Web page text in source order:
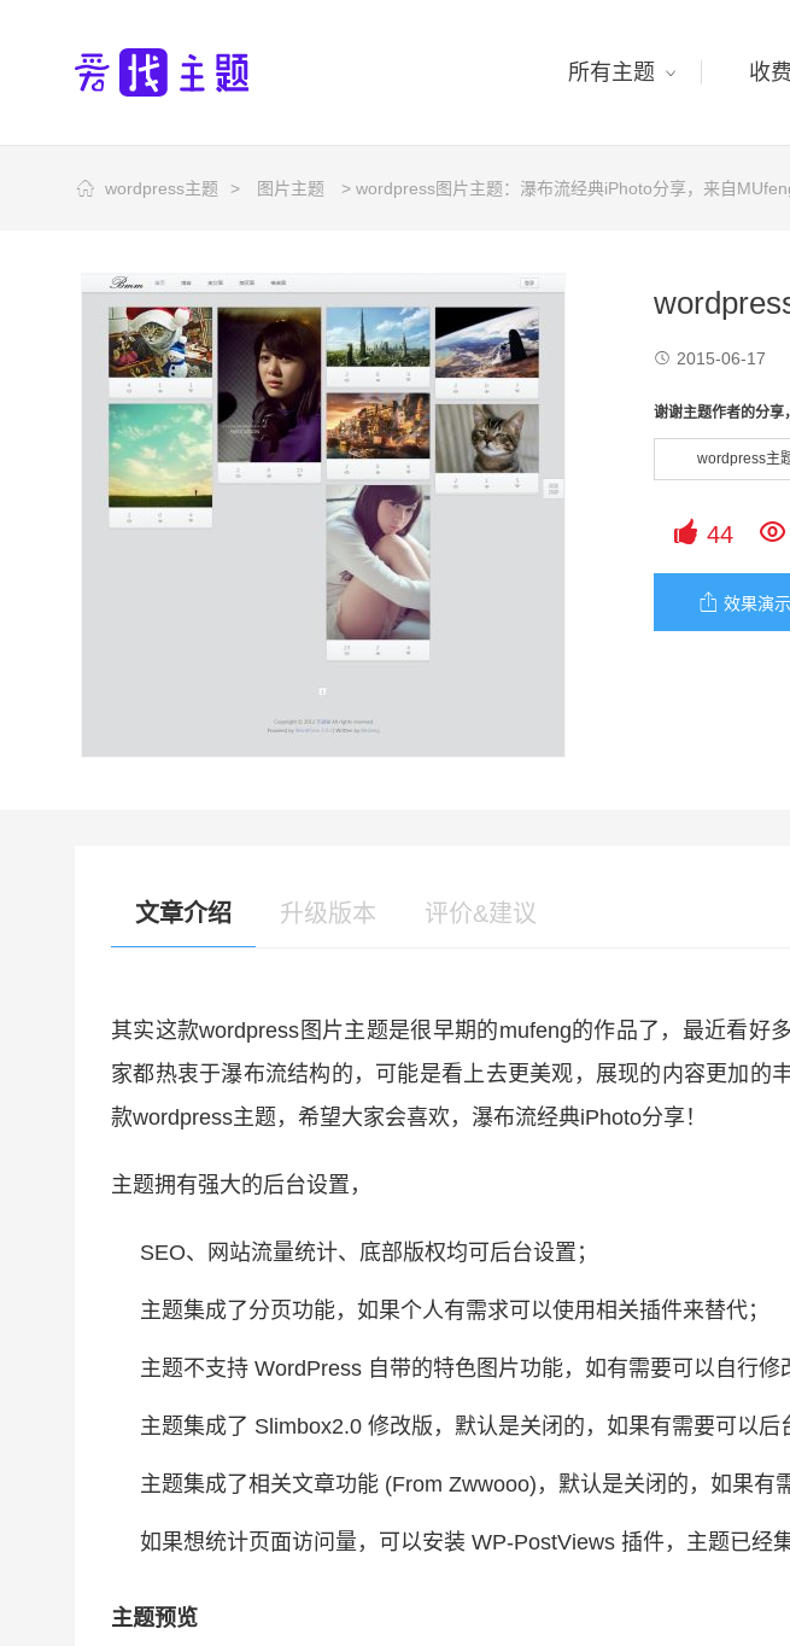
所有主题 收
wordpress主题 > 图片主题 > wordpress图片主题：瀑布流经典iPhoto分享，来自
 2015-06-17
谢谢主题作者的分享
wordpress主
 44 
 效果演示
文章介绍 升级版本 评价&建议
其实这款wordpress图片主题是很早期的mufeng的作品了，最近看好
家都热衷于瀑布流结构的，可能是看上去更美观，展现的内容更加的
款wordpress主题，希望大家会喜欢，瀑布流经典iPhoto分享！
主题拥有强大的后台设置，
SEO、网站流量统计、底部版权均可后台设置；
主题集成了分页功能，如果个人有需求可以使用相关插件来替代；
主题不支持 WordPress 自带的特色图片功能，如有需要可以自行修
主题集成了 Slimbox2.0 修改版，默认是关闭的，如果有需要可以后
主题集成了相关文章功能 (From Zwwooo)，默认是关闭的，如果有
如果想统计页面访问量，可以安装 WP-PostViews 插件，主题已经
主题预览